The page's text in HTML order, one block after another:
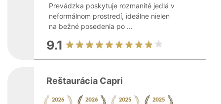
Prevádzka poskytuje rozmanité jedlá v
neformálnom prostredí, ideálne nielen
na bežné posedenia po ...
9.1
Reštaurácia Capri